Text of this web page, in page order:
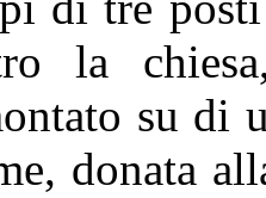
la
su di
donata